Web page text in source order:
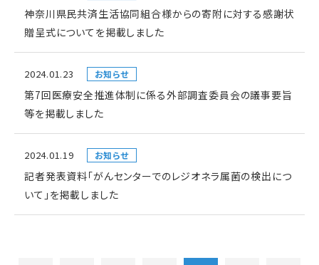
神奈川県民共済生活協同組合様からの寄附に対する感謝状
贈呈式についてを掲載しました
2024.01.23 お知らせ
第7回医療安全推進体制に係る外部調査委員会の議事要旨
等を掲載しました
2024.01.19 お知らせ
記者発表資料「がんセンターでのレジオネラ属菌の検出につ
いて」を掲載しました